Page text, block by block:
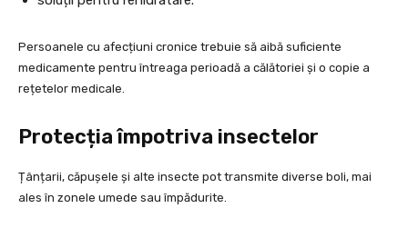
Persoanele cu afecțiuni cronice trebuie să aibă suficiente
medicamente pentru întreaga perioadă a călătoriei și o copie a
rețetelor medicale.
Protecția împotriva insectelor
Țânțarii, căpușele și alte insecte pot transmite diverse boli, mai
ales în zonele umede sau împădurite.